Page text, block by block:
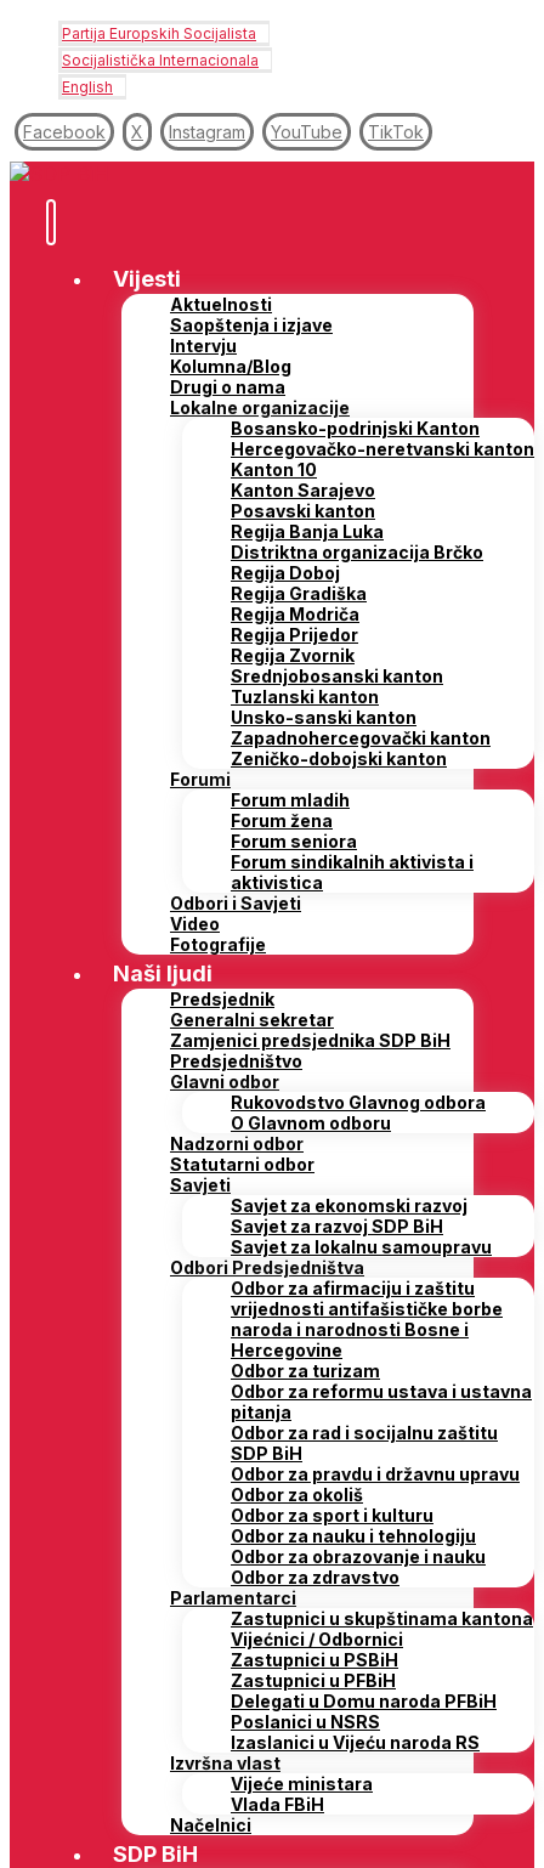
Partija Europskih Socijalista
Socijalistička Internacionala
English
Facebook X Instagram YouTube TikTok
Vijesti
Aktuelnosti
Saopštenja i izjave
Intervju
Kolumna/Blog
Drugi o nama
Lokalne organizacije
Bosansko-podrinjski Kanton
Hercegovačko-neretvanski kanton
Kanton 10
Kanton Sarajevo
Posavski kanton
Regija Banja Luka
Distriktna organizacija Brčko
Regija Doboj
Regija Gradiška
Regija Modriča
Regija Prijedor
Regija Zvornik
Srednjobosanski kanton
Tuzlanski kanton
Unsko-sanski kanton
Zapadnohercegovački kanton
Zeničko-dobojski kanton
Forumi
Forum mladih
Forum žena
Forum seniora
Forum sindikalnih aktivista i
aktivistica
Odbori i Savjeti
Video
Fotografije
Naši ljudi
Predsjednik
Generalni sekretar
Zamjenici predsjednika SDP BiH
Predsjedništvo
Glavni odbor
Rukovodstvo Glavnog odbora
O Glavnom odboru
Nadzorni odbor
Statutarni odbor
Savjeti
Savjet za ekonomski razvoj
Savjet za razvoj SDP BiH
Savjet za lokalnu samoupravu
Odbori Predsjedništva
Odbor za afirmaciju i zaštitu
vrijednosti antifašističke borbe
naroda i narodnosti Bosne i
Hercegovine
Odbor za turizam
Odbor za reformu ustava i ustavna
pitanja
Odbor za rad i socijalnu zaštitu
SDP BiH
Odbor za pravdu i državnu upravu
Odbor za okoliš
Odbor za sport i kulturu
Odbor za nauku i tehnologiju
Odbor za obrazovanje i nauku
Odbor za zdravstvo
Parlamentarci
Zastupnici u skupštinama kantona
Vijećnici / Odbornici
Zastupnici u PSBiH
Zastupnici u PFBiH
Delegati u Domu naroda PFBiH
Poslanici u NSRS
Izaslanici u Vijeću naroda RS
Izvršna vlast
Vijeće ministara
Vlada FBiH
Načelnici
SDP BiH